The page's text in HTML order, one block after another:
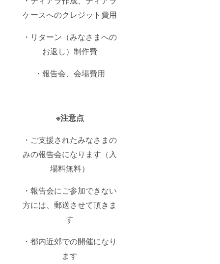
ケースへのクレジット費用
・リターン（みなさまへの
お返し）制作費
・報告会、会場費用
※注意点
・ご支援されたみなさまの
みの報告会になります（入
場料無料）
・報告会にご参加できない
方には、郵送させて頂きま
す
・都内近郊での開催になり
ます